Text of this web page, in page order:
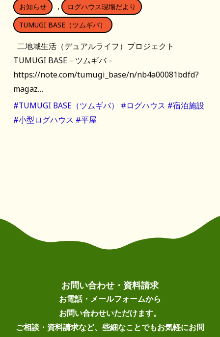
お知らせ ,
ログハウス現場だより
TUMUGI BASE（ツムギバ）
二地域生活（デュアルライフ）プロジェクト
TUMUGI BASE－ツムギバ－
https://note.com/tumugi_base/n/nb4a00081bdfd?
magaz…
#TUMUGI BASE（ツムギバ）
#ログハウス #宿泊施設
#小型ログハウス #平屋
お問い合わせ・資料請求
お電話・メールフォームから
お問い合わせいただけます。
ご相談・資料請求など、些細なことでもお気軽にお問